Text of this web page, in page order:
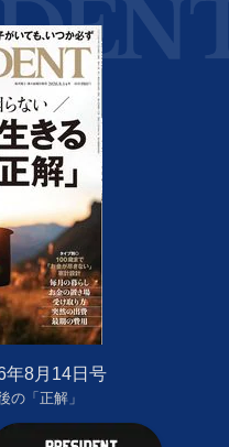
年8月14日号
の「正解」